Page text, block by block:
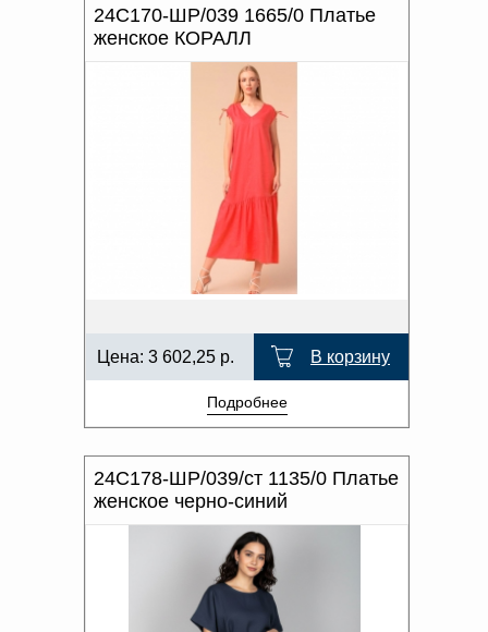
24С170-ШР/039 1665/0 Платье
женское КОРАЛЛ
Цена: 3 602,25 р. В корзину
Подробнее
24С178-ШР/039/ст 1135/0 Платье
женское черно-синий